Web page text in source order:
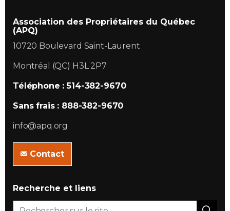
Association des Propriétaires du Québec
(APQ)
10720 Boulevard Saint-Laurent
Montréal (QC) H3L 2P7
Téléphone : 514-382-9670
Sans frais : 888-382-9670
info@apq.org
Contact
Recherche et liens